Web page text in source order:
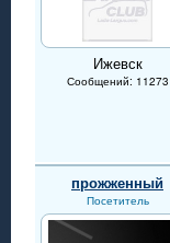
Ижевск
Сообщений: 11273
прожженный
Посетитель